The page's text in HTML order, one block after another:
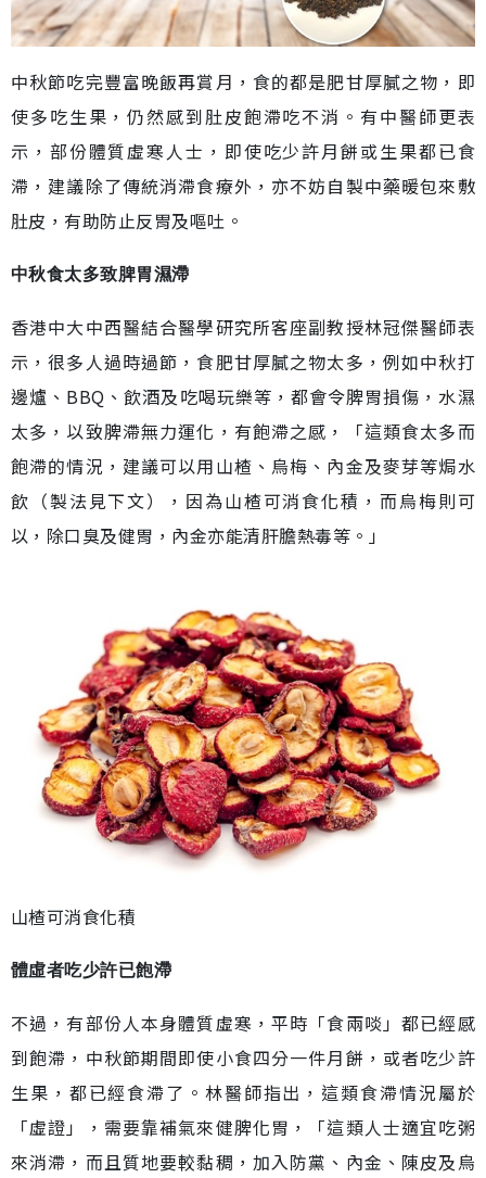
中秋節吃完豐富晚飯再賞月，食的都是肥甘厚膩之物，即
使多吃生果，仍然感到肚皮飽滯吃不消。有中醫師更表
示，部份體質虛寒人士，即使吃少許月餅或生果都已食
滯，建議除了傳統消滯食療外，亦不妨自製中藥暖包來敷
肚皮，有助防止反胃及嘔吐。
中秋食太多致脾胃濕滯
香港中大中西醫結合醫學研究所客座副教授林冠傑醫師表
示，很多人過時過節，食肥甘厚膩之物太多，例如中秋打
邊爐、BBQ、飲酒及吃喝玩樂等，都會令脾胃損傷，水濕
太多，以致脾滯無力運化，有飽滯之感，「這類食太多而
飽滯的情況，建議可以用山楂、烏梅、內金及麥芽等焗水
飲（製法見下文），因為山楂可消食化積，而烏梅則可
以，除口臭及健胃，內金亦能清肝膽熱毒等。」
山楂可消食化積
體虛者吃少許已飽滯
不過，有部份人本身體質虛寒，平時「食兩啖」都已經感
到飽滯，中秋節期間即使小食四分一件月餅，或者吃少許
生果，都已經食滯了。林醫師指出，這類食滯情況屬於
「虛證」，需要靠補氣來健脾化胃，「這類人士適宜吃粥
來消滯，而且質地要較黏稠，加入防黨、內金、陳皮及烏